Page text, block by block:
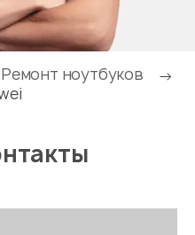
Ремонт ноутбуков
→